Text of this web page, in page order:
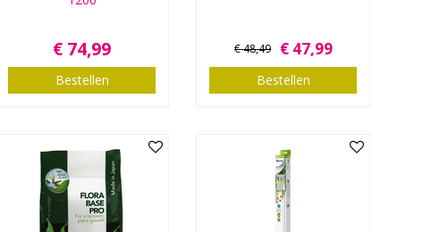
€ 74,99
Bestellen
€48,49 € 47,99
Bestellen